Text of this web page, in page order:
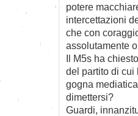
potere
intercettazioni
che con
assolutamente
Il M5s ha
del partito di cui
gogna
dimettersi?
Guardi,